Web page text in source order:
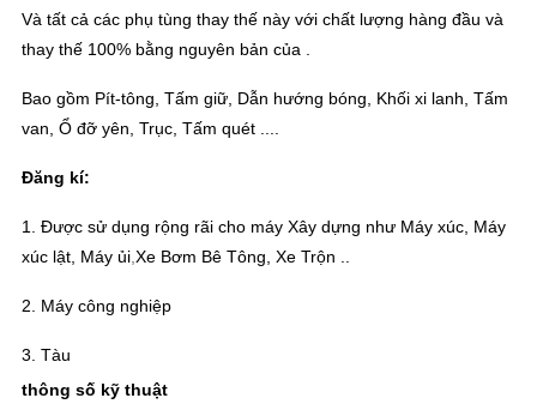
Và tất cả các phụ tùng thay thế này với chất lượng hàng đầu và
thay thế 100% bằng nguyên bản của .
Bao gồm Pít-tông, Tấm giữ, Dẫn hướng bóng, Khối xi lanh, Tấm
van, Ổ đỡ yên, Trục, Tấm quét ....
Đăng kí:
1. Được sử dụng rộng rãi cho máy Xây dựng như Máy xúc, Máy
xúc lật, Máy ủi,Xe Bơm Bê Tông, Xe Trộn ..
2. Máy công nghiệp
3. Tàu
thông số kỹ thuật